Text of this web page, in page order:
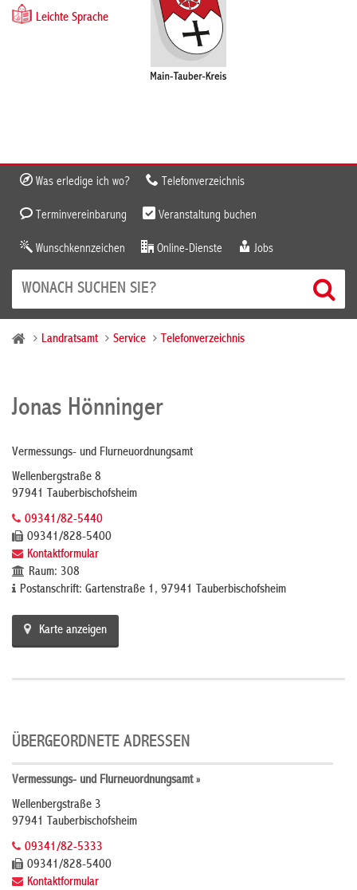
Leichte Sprache
Was erledige ich wo? Telefonverzeichnis
Terminvereinbarung Veranstaltung buchen
Wunschkennzeichen Online-Dienste Jobs
Landratsamt Service Telefonverzeichnis
Jonas Hönninger
Vermessungs- und Flurneuordnungsamt
Wellenbergstraße 8
97941 Tauberbischofsheim
09341/82-5440
09341/828-5400
Kontaktformular
Raum: 308
Postanschrift: Gartenstraße 1, 97941 Tauberbischofsheim
Karte anzeigen
ÜBERGEORDNETE ADRESSEN
Vermessungs- und Flurneuordnungsamt »
Wellenbergstraße 3
97941 Tauberbischofsheim
09341/82-5333
09341/828-5400
Kontaktformular